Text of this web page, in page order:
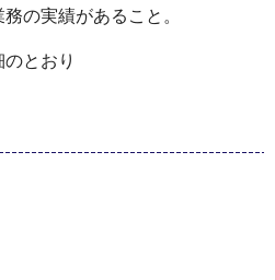
の実績があること。
とおり